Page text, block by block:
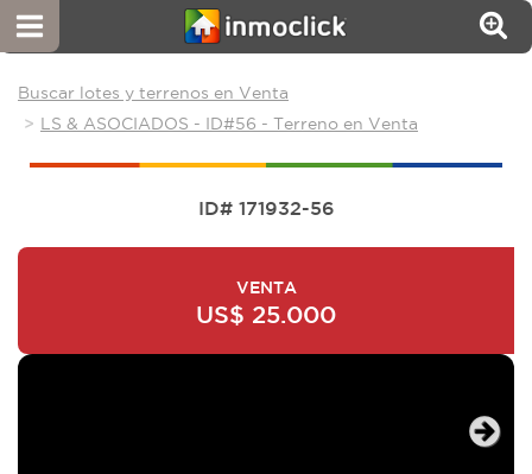
Buscar lotes y terrenos en Venta
LS & ASOCIADOS - ID#56 - Terreno en Venta
ID# 171932-56
VENTA
US$ 25.000